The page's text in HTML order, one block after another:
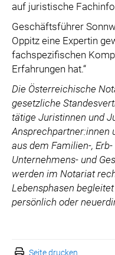
auf juristische
Geschäftsführer
Oppitz eine Expertin
fachspezifischen
Erfahrungen hat.“
Die Österreichische
gesetzliche
tätige Juristinnen und
Ansprechpartner:innen
aus dem Familien-,
Unternehmens- und
werden im Notariat
Lebensphasen
persönlich oder
Seite drucken